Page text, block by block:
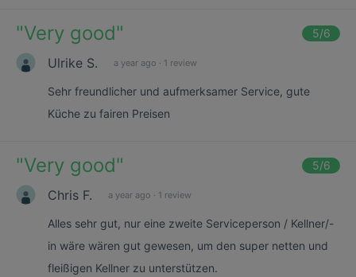
"Very good" 5/6
Ulrike S. a year ago · 1 review
Sehr freundlicher und aufmerksamer Service, gute
Küche zu fairen Preisen
"Very good" 5/6
Chris F. a year ago · 1 review
Alles sehr gut, nur eine zweite Serviceperson / Kellner/-
in wäre wären gut gewesen, um den super netten und
fleißigen Kellner zu unterstützen.